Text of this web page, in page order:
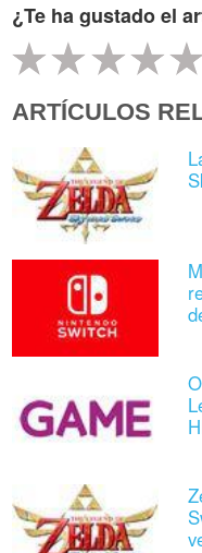
¿Te ha gustado el
ARTÍCULOS